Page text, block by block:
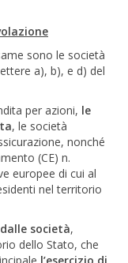
sono le società
a), b), e d) del
per azioni, le
, le società
nonché
(CE) n.
europee di cui al
nel territorio
società,
dello Stato, che